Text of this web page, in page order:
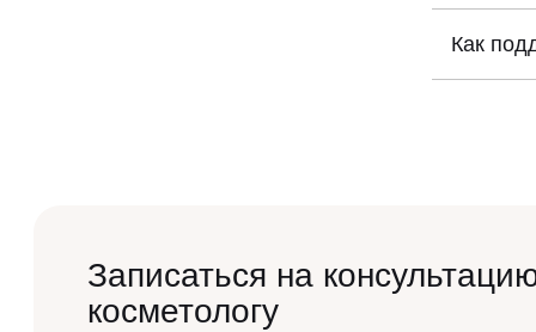
уход и
Как
Записаться на
косметологу